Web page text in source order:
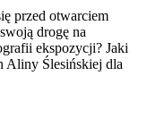
przed otwarciem
drogę na
ekspozycji? Jaki
Aliny Ślesińskiej dla